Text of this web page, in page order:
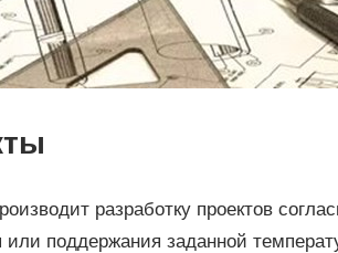
разработку проектов
или поддержания заданной